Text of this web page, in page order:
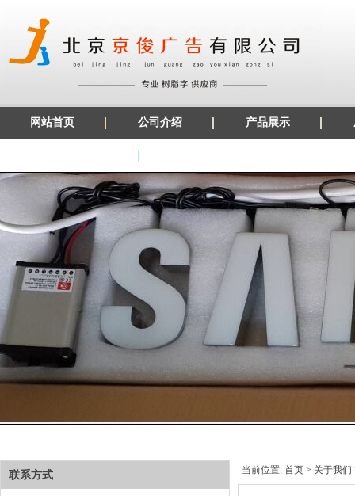
网站首页 公司介绍 产品展示
联系方式 当前位置: 首页 > 关于我们